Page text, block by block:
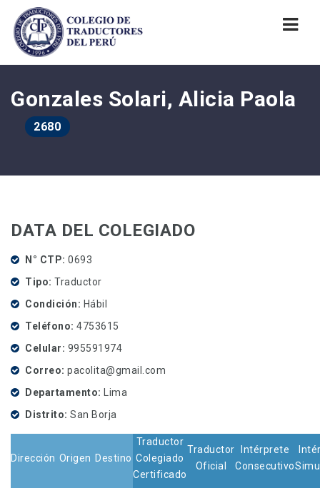
Gonzales Solari, Alicia Paola
2680
DATA DEL COLEGIADO
N° CTP 0693
Tipo Traductor
Condición
Hábil
Teléfono 4753615
Celular
995591974
Correo pacolita@gmail.com
Departamento Lima
Distrito San Borja
Dirección Origen Destino
Traductor
Colegiado
Certificado
Traductor
Oficial
Intérprete
Consecutivo